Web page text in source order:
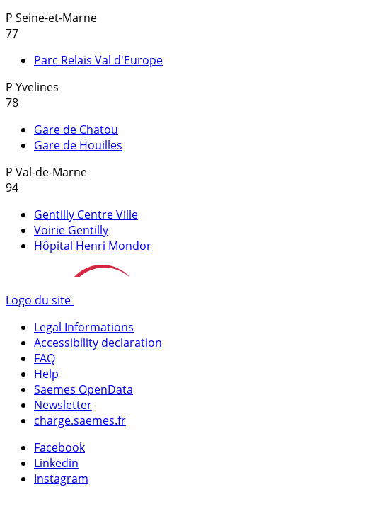
P Seine-et-Marne
77
Parc Relais Val d'Europe
P Yvelines
78
Gare de Chatou
Gare de Houilles
P Val-de-Marne
94
Gentilly Centre Ville
Voirie Gentilly
Hôpital Henri Mondor
Logo du site
Legal Informations
Accessibility declaration
FAQ
Help
Saemes OpenData
Newsletter
charge.saemes.fr
Facebook
Linkedin
Instagram